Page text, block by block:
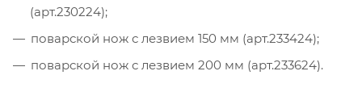
(арт.230224);
поварской нож с лезвием 150 мм (арт.233424);
поварской нож с лезвием 200 мм (арт.233624).